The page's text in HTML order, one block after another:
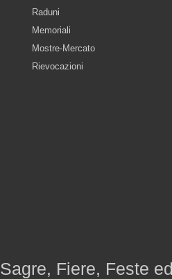
Raduni
Memoriali
Mostre-Mercato
Rievocazioni
Sagre, Fiere, Feste